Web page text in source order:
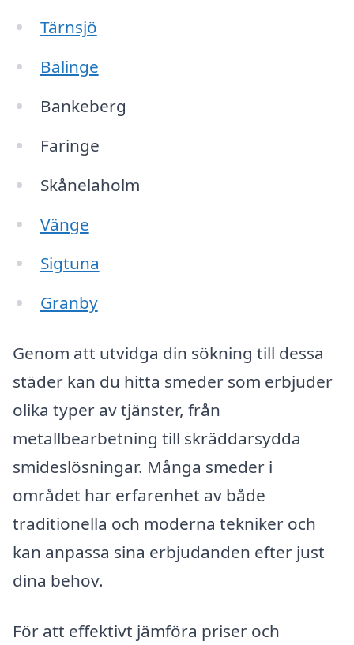
Tärnsjö
Bälinge
Bankeberg
Faringe
Skånelaholm
Vänge
Sigtuna
Granby
Genom att utvidga din sökning till dessa
städer kan du hitta smeder som erbjuder
olika typer av tjänster, från
metallbearbetning till skräddarsydda
smideslösningar. Många smeder i
området har erfarenhet av både
traditionella och moderna tekniker och
kan anpassa sina erbjudanden efter just
dina behov.
För att effektivt jämföra priser och